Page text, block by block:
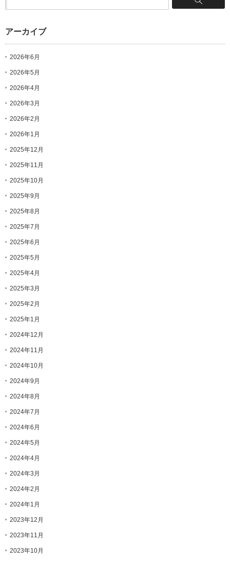
アーカイブ
2026年6月
2026年5月
2026年4月
2026年3月
2026年2月
2026年1月
2025年12月
2025年11月
2025年10月
2025年9月
2025年8月
2025年7月
2025年6月
2025年5月
2025年4月
2025年3月
2025年2月
2025年1月
2024年12月
2024年11月
2024年10月
2024年9月
2024年8月
2024年7月
2024年6月
2024年5月
2024年4月
2024年3月
2024年2月
2024年1月
2023年12月
2023年11月
2023年10月